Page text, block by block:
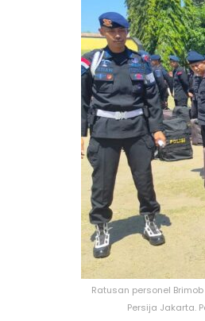
Ratusan personel
Persija Jakarta.